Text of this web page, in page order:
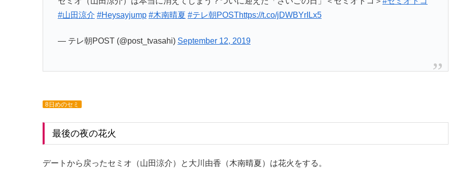
#山田涼介 #Heysayjump #木南晴夏 #テレ朝POSThttps://t.co/jDWBYrILx5
— テレ朝POST (@post_tvasahi) September 12, 2019
8日めのセミ
最後の夜の花火
デートから戻ったセミオ（山田涼介）と大川由香（木南晴夏）は花火をする。